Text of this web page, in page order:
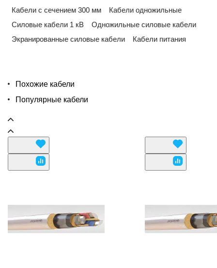
Кабели с сечением 300 мм
Кабели одножильные
Силовые кабели 1 кВ
Одножильные силовые кабели
Экранированные силовые кабели
Кабели питания
Похожие кабели
Популярные кабели